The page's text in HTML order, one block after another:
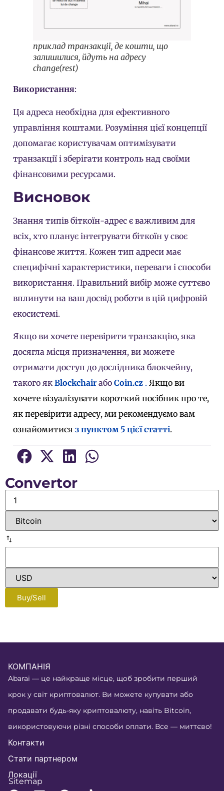
Convertor
Buy/Sell
приклад транзакції, де кошти, що
залишилися, йдуть на адресу
change(rest)
Використання:
Ця адреса необхідна для ефективного
управління коштами. Розуміння цієї концепції
допомагає користувачам оптимізувати
транзакції і зберігати контроль над своїми
фінансовими ресурсами.
Висновок
Знання типів біткоїн-адрес є важливим для
всіх, хто планує інтегрувати біткоїн у своє
фінансове життя. Кожен тип адреси має
специфічні характеристики, переваги і способи
використання. Правильний вибір може суттєво
вплинути на ваш досвід роботи в цій цифровій
екосистемі.
Якщо ви хочете перевірити транзакцію, яка
досягла місця призначення, ви можете
отримати доступ до дослідника блокчейну,
такого як Blockchairабо Coin.cz . Якщо ви
хочете візуалізувати короткий посібник про те,
як перевірити адресу, ми рекомендуємо вам
ознайомитися з пунктом 5 цієї статті.
КОМПАНІЯ
Abarai — це найкраще місце, щоб зробити перший
крок у світ криптовалют. Ви можете купувати або
продавати будь-яку криптовалюту, навіть Bitcoin,
використовуючи різні способи оплати. Все — миттєво!
Контакти
Стати партнером
Локації
Sitemap